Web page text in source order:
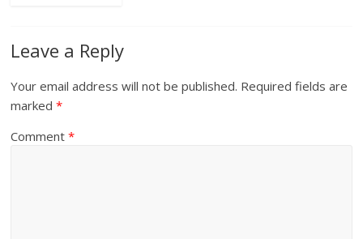
Leave a Reply
Your email address will not be published. Required fields are
marked*
Comment*